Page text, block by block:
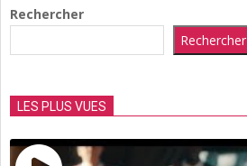
Rechercher
Rechercher
LES PLUS VUES